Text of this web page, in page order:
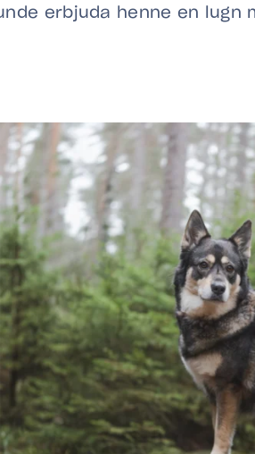
erbjuda henne en lugn